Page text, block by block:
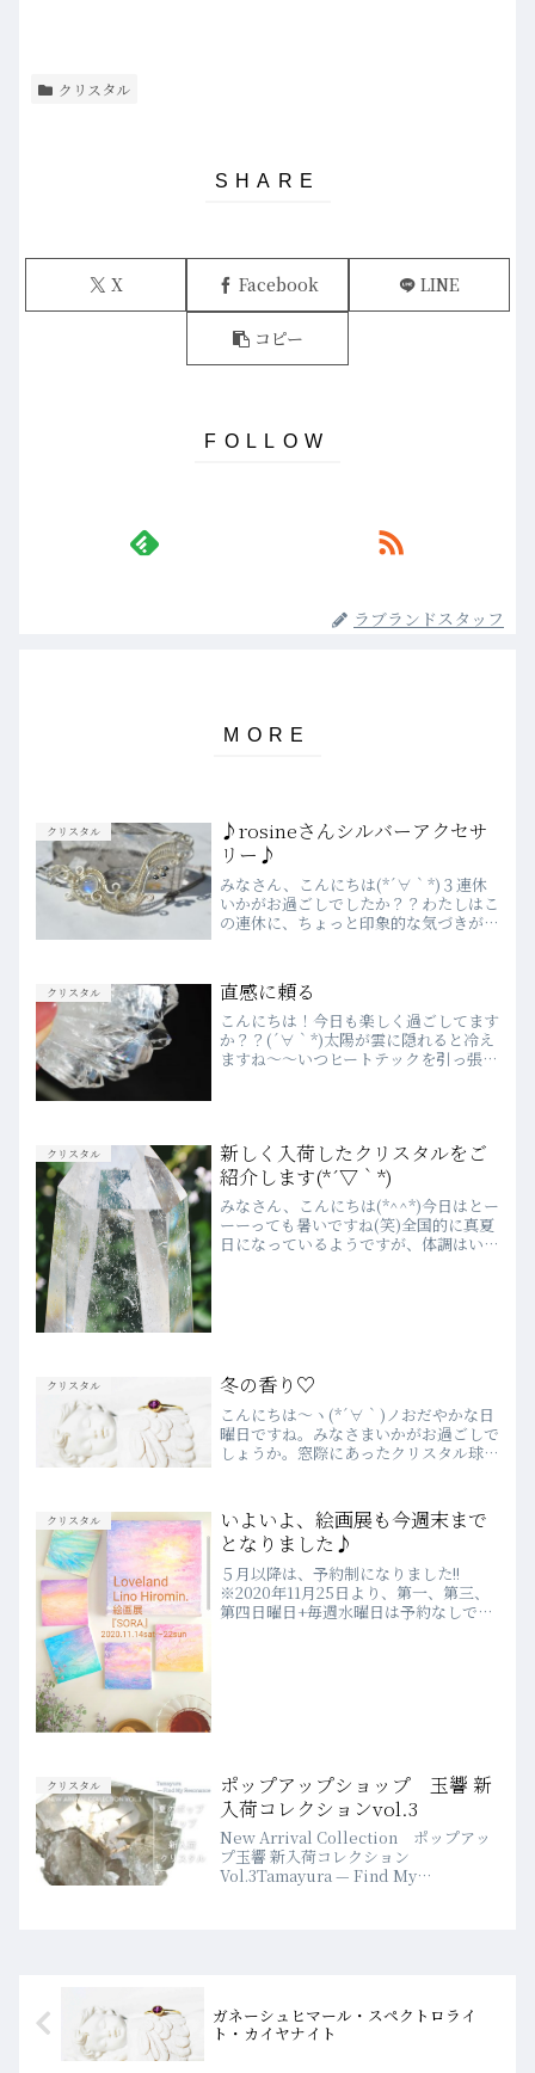
クリスタル
X Facebook LINE
コピー
ラブランドスタッフ
クリスタル
♪rosineさんシルバーアクセサ
リー♪
みなさん、こんにちは(*´∀｀*)３連休
いかがお過ごしでしたか？？わたしはこ
の連休に、ちょっと印象的な気づきがあ
ど不自由が出て来た時に「肉体≠魂（本
質）」だという事を...
クリスタル 直感に頼る
こんにちは！今日も楽しく過ごしてます
か？？(´∀｀*)太陽が雲に隠れると冷え
ますね～～いつヒートテックを引っ張り
クリスタル
新しく入荷したクリスタルをご
紹介します(*´▽｀*)
みなさん、こんにちは(*^^*)今日はとー
ーーっても暑いですね(笑)全国的に真夏
日になっているようですが、体調はいか
クリスタル 冬の香り♡
こんにちは～ヽ(*´∀｀)ノおだやかな日
曜日ですね。みなさまいかがお過ごしで
しょうか。窓際にあったクリスタル球
ルの中に、生命の輝きを感じる時があり
ます。クリスタルって生...
クリスタル
いよいよ、絵画展も今週末まで
となりました♪
５月以降は、予約制になりました!!
※2020年11月25日より、第一、第三、
第四日曜日+毎週水曜日は予約なしでご
クリスタル
ポップアップショップ 玉響 新
入荷コレクションvol.3
New Arrival Collection ポップアッ
プ玉響 新入荷コレクション
Vol.3Tamayura — Find My
ガネーシュヒマール・スペクトロライ
ト・カイヤナイト